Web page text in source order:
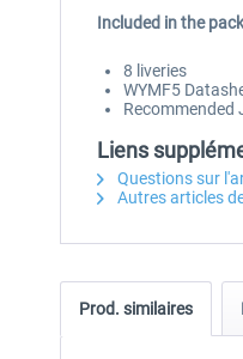
Included in the
8 liveries
WYMF5
Recommended
Liens
Questions sur
Autres articles
Prod. similaires